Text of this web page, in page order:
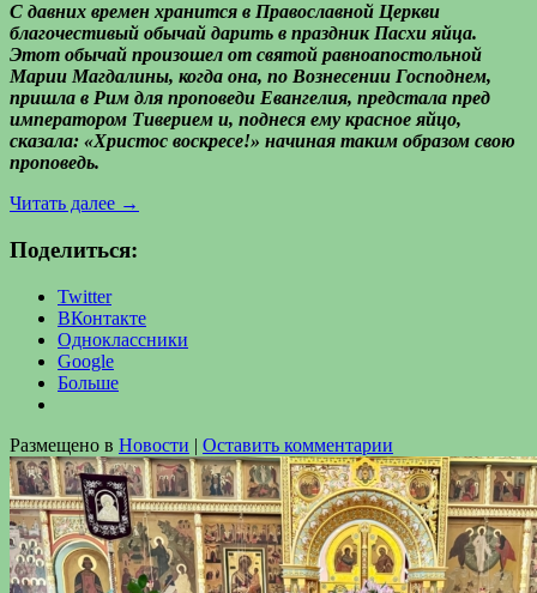
С давних времен хранится в Православной Церкви
благочестивый обычай дарить в праздник Пасхи яйца.
Этот обычай произошел от святой равноапостольной
Марии Магдалины, когда она, по Вознесении Господнем,
пришла в Рим для проповеди Евангелия, предстала пред
императором Тиверием и, поднеся ему красное яйцо,
сказала: «Христос воскресе!» начиная таким образом свою
проповедь.
Читать далее →
Поделиться:
Twitter
ВКонтакте
Одноклассники
Google
Больше
Размещено в Новости | Оставить комментарии